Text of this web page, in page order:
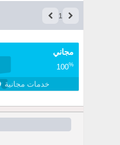
1
مجاني
100%
خدمات مجانية